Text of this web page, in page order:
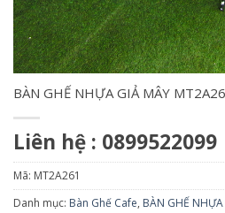
BÀN GHẾ NHỰA GIẢ MÂY
Liên hệ : 0899522099
Mã: MT2A261
Danh mục: Bàn Ghế Cafe, BÀN GHẾ